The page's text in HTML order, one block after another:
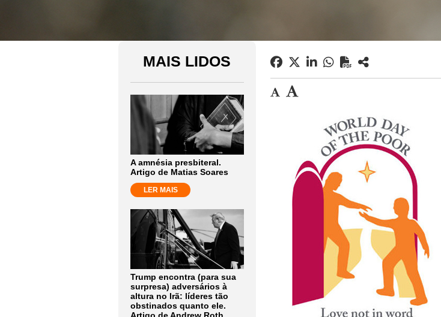
MAIS LIDOS
A amnésia presbiteral.
Artigo de Matias Soares
LER MAIS
Trump encontra (para sua
surpresa) adversários à
altura no Irã: líderes tão
obstinados quanto ele.